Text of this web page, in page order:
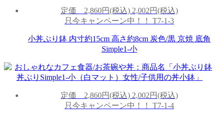
定価 2,860円(税込) 2,002円(税込)
只今キャンペーン中！！ T7-1-3
小丼ぶり鉢 内寸約15cm 高さ約8cm 炭色/黒 京焼 底角
Simple1-小
定価 2,860円(税込) 2,002円(税込)
只今キャンペーン中！！ T7-1-4